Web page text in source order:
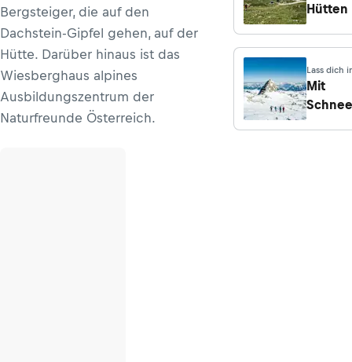
Bergsteiger, die auf den
Dachstein-Gipfel gehen, auf der
Hütte. Darüber hinaus ist das
Wiesberghaus alpines
Ausbildungszentrum der
Naturfreunde Österreich.
Hütten
Lass dich
Mit